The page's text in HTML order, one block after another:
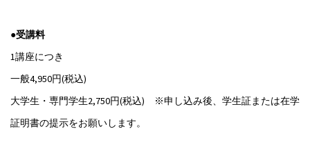
●受講料
1講座につき
一般4,950円(税込)
大学生・専門学生2,750円(税込) ※申し込み後、学生証または在学
証明書の提示をお願いします。